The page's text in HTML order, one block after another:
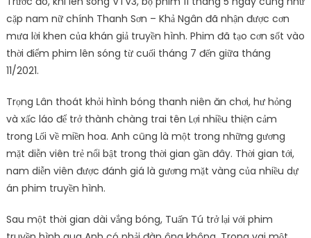
cặp nam nữ chính Thanh Sơn – Khả Ngân đã nhận được cơn
mưa lời khen của khán giả truyền hình. Phim đã tạo cơn sốt vào
thời điểm phim lên sóng từ cuối tháng 7 đến giữa tháng
11/2021.
Trọng Lân thoát khỏi hình bóng thanh niên ăn chơi, hư hỏng
và xấc láo để trở thành chàng trai tên Lợi nhiều thiện cảm
trong Lối về miền hoa. Anh cũng là một trong những gương
mặt diễn viên trẻ nổi bật trong thời gian gần đây. Thời gian tới,
nam diễn viên được đánh giá là gương mặt vàng của nhiều dự
án phim truyền hình.
Sau một thời gian dài vắng bóng, Tuấn Tú trở lại với phim